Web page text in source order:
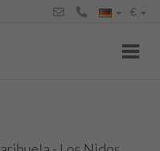
€